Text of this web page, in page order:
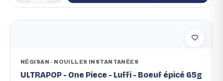
NÉGISAN - NOUILLES INSTANTANÉES
ULTRAPOP - One Piece - Luffi - Boeuf épicé 65g